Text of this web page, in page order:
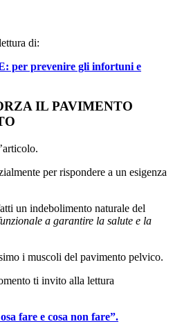
di:
per prevenire gli infortuni e
IL PAVIMENTO
per rispondere a un esigenza
un indebolimento naturale del
a garantire la salute e la
i muscoli del pavimento pelvico.
ti invito alla lettura
fare e cosa non fare”.